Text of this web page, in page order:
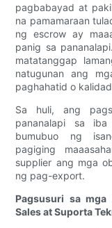
pagbabayad at
na pamamaraan
ng escrow ay
panig sa
matatanggap
natugunan ang
paghahatid o
Sa huli, ang
pananalapi sa
bumubuo ng
pagiging
supplier ang mga
ng pag-export.
Pagsusuri sa mga
Sales at Suporta